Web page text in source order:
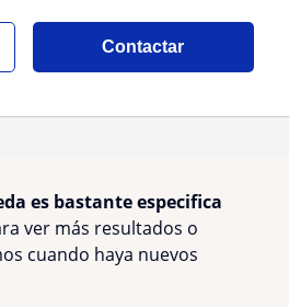
Contactar
es bastante especifica
ver más resultados o
cuando haya nuevos